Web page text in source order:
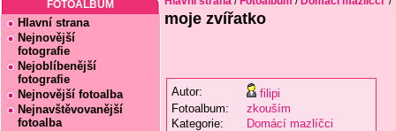
FOTOALBUM
Hlavní strana
Nejnovější
fotografie
Nejoblíbenější
fotografie
Nejnovější fotoalba
Nejnavštěvovanější
fotoalba
moje zvířatko
Autor:
filipi
Fotoalbum:
zkouším
Kategorie:
Domácí mazlíčci